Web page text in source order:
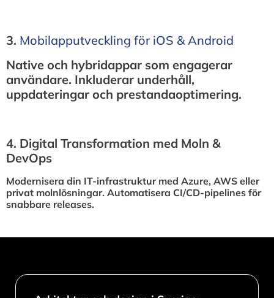
3.⁠ ⁠Mobilapputveckling för iOS & Android
Native och hybridappar som engagerar
användare. Inkluderar underhåll,
uppdateringar och prestandaoptimering.
4.⁠ ⁠Digital Transformation med Moln &
DevOps
Modernisera din IT-infrastruktur med Azure, AWS eller
privat molnlösningar. Automatisera CI/CD-pipelines för
snabbare releases.